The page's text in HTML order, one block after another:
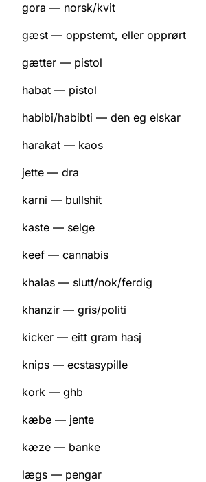
gora — norsk/kvit
gæst — oppstemt, eller opprørt
gætter — pistol
habat — pistol
habibi/habibti — den eg elskar
harakat — kaos
jette — dra
karni — bullshit
kaste — selge
keef — cannabis
khalas — slutt/nok/ferdig
khanzir — gris/politi
kicker — eitt gram hasj
knips — ecstasypille
kork — ghb
kæbe — jente
kæze — banke
lægs — pengar